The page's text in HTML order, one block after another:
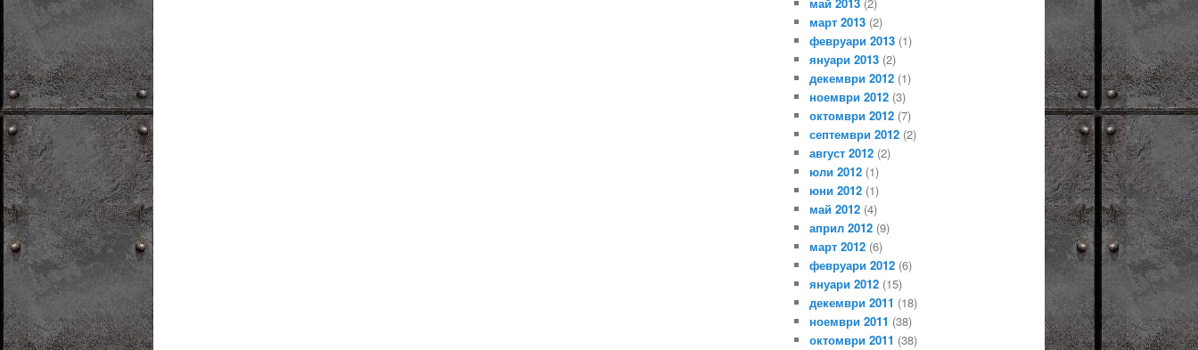
май 2013 (2)
март 2013 (2)
февруари 2013 (1)
януари 2013 (2)
декември 2012 (1)
ноември 2012 (3)
октомври 2012 (7)
септември 2012 (2)
август 2012 (2)
юли 2012 (1)
юни 2012 (1)
май 2012 (4)
април 2012 (9)
март 2012 (6)
февруари 2012 (6)
януари 2012 (15)
декември 2011 (18)
ноември 2011 (38)
октомври 2011 (38)